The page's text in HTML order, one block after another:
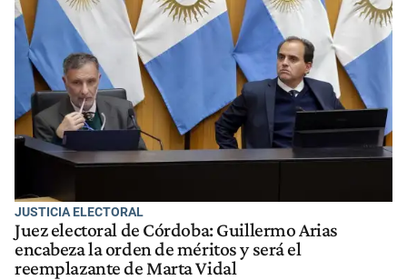
JUSTICIA ELECTORAL
Juez electoral de Córdoba: Guillermo Arias
encabeza la orden de méritos y será el
reemplazante de Marta Vidal